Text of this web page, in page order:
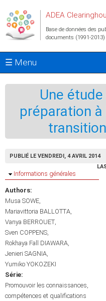
ADEA
Base de données des
documents (1991-2013)
☰ Menu
Une
préparation
PUBLIÉ LE VENDREDI, 4 AVRIL 2014
Masquer
Informations générales
Authors:
Musa SOWE
Mariavittoria BALLOTTA
Vanya BERROUET
Sven COPPENS
Rokhaya Fall DIAWARA
Jenieri SAGNIA
Yumiko YOKOZEKI
Série:
Promouvoir les connaissances,
compétences et qualifications